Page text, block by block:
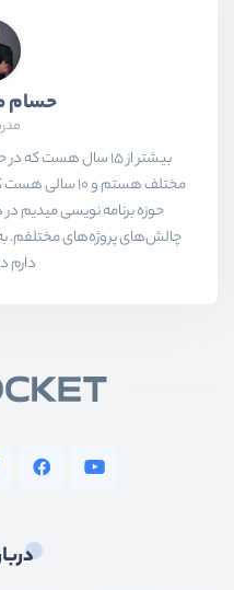
حسام
بیشتر از ۱۵ سال هست
مختلف هستم و
حوزه برنامه نویسی میدیم
چالش‌های پروژه‌های مختلفم.
دارم